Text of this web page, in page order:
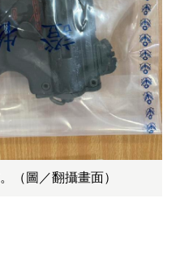
（圖／翻攝畫面）